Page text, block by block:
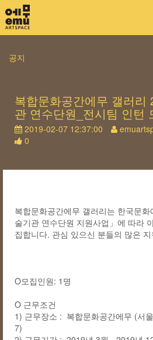
공지
복합문화공간에무 갤러리
관 연수단원_전시팀 인턴
2019-02-07 12:37:00
0
복합문화공간에무 갤러리는 한국문
술기관 연수단원 지원사업」에 따라
집합니다. 관심 있으신 분들의 많은
O모집인원: 1명
O 근무조건
1) 근무장소 : 복합문화공간에무 (서
7)